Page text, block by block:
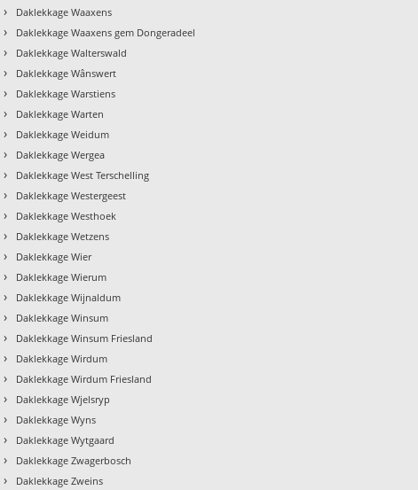
› Daklekkage Waaxens
› Daklekkage Waaxens gem Dongeradeel
› Daklekkage Walterswald
› Daklekkage Wânswert
› Daklekkage Warstiens
› Daklekkage Warten
› Daklekkage Weidum
› Daklekkage Wergea
› Daklekkage West Terschelling
› Daklekkage Westergeest
› Daklekkage Westhoek
› Daklekkage Wetzens
› Daklekkage Wier
› Daklekkage Wierum
› Daklekkage Wijnaldum
› Daklekkage Winsum
› Daklekkage Winsum Friesland
› Daklekkage Wirdum
› Daklekkage Wirdum Friesland
› Daklekkage Wjelsryp
› Daklekkage Wyns
› Daklekkage Wytgaard
› Daklekkage Zwagerbosch
› Daklekkage Zweins